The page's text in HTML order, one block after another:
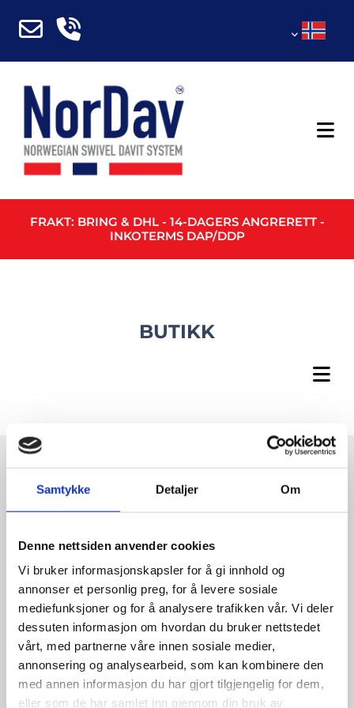
Samtykke Detaljer Om
Denne nettsiden anvender cookies
Vi bruker informasjonskapsler for å gi innhold og
annonser et personlig preg, for å levere sosiale
mediefunksjoner og for å analysere trafikken vår. Vi deler
dessuten informasjon om hvordan du bruker nettstedet
vårt, med partnerne våre innen sosiale medier,
annonsering og analysearbeid, som kan kombinere den
med annen informasjon du har gjort tilgjengelig for dem,
eller som de har samlet inn gjennom din bruk av
FRAKT: BRING & DHL - 14-DAGERS ANGRERETT -
INKOTERMS DAP/DDP
BUTIKK
FRAKT MED DHL EXPRESS
Med delivery on demand
FRI STØTTE
Med rask respons